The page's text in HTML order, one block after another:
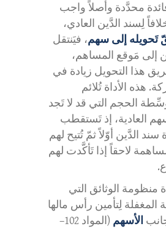
محدَّدة وأَصلاً واجب
لِسند الدَّين العادي،
تَحويله إلى سهم، فيَنتقل
إلى مَوقع المساهم،
هذا التحويل زيادة في
هذه الأداة تُلائم
الحجم التي قد لا تَجد
العادية، إذ تَستقطب
سند الدَّين أوّلاً ثمّ تُتيح لهم
لاحقاً إذا تَأكَّدت لهم
منظومة الوثائق التي
لِتأمين رأس مالها
الأسهم
(المواد 102–